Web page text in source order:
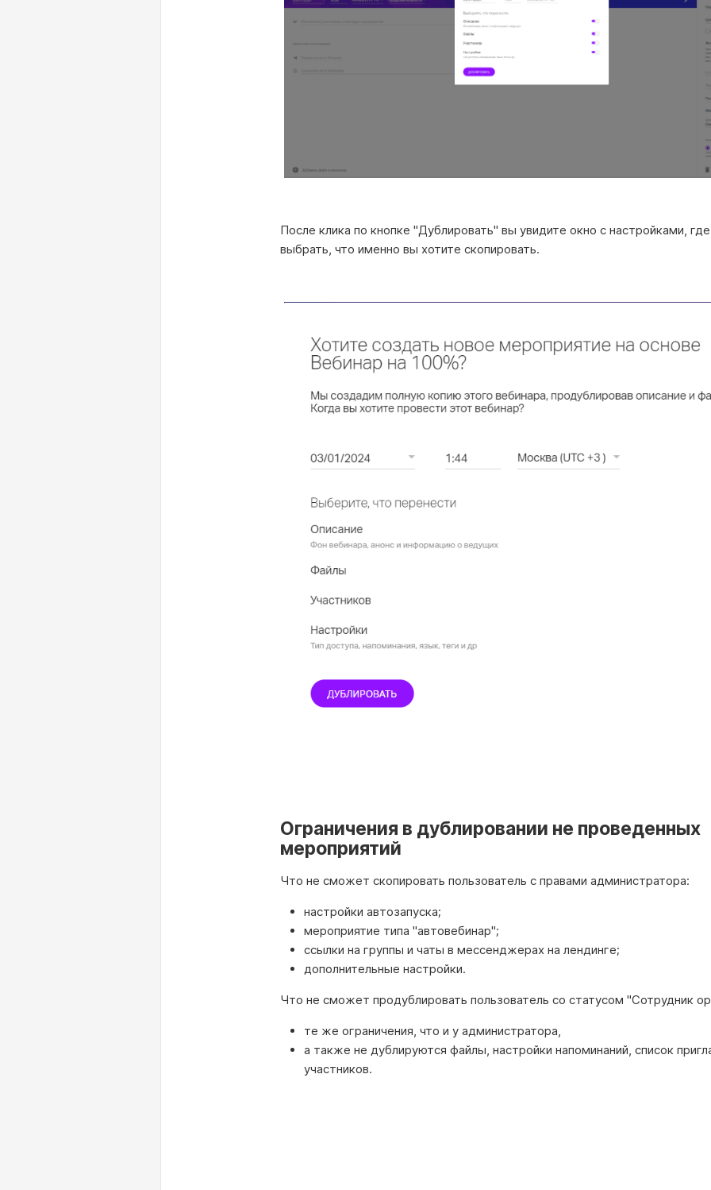
После клика по кнопке "Дублировать" вы увидите окно с настройками,
выбрать, что именно вы хотите скопировать.
Ограничения в дублировании не проведенных
мероприятий
Что не сможет скопировать пользователь с правами администратора:
настройки автозапуска;
мероприятие типа "автовебинар";
ссылки на группы и чаты в мессенджерах на лендинге;
дополнительные настройки.
Что не сможет продублировать пользователь со статусом "Сотрудник
те же ограничения, что и у администратора,
а также не дублируются файлы, настройки напоминаний, список
участников.